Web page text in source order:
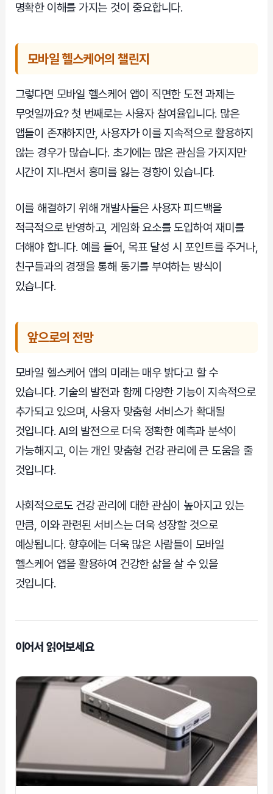
명확한 이해를 가지는 것이 중요합니다.
모바일 헬스케어의 챌린지
그렇다면 모바일 헬스케어 앱이 직면한 도전 과제는
무엇일까요? 첫 번째로는 사용자 참여율입니다. 많은
앱들이 존재하지만, 사용자가 이를 지속적으로 활용하지
않는 경우가 많습니다. 초기에는 많은 관심을 가지지만
시간이 지나면서 흥미를 잃는 경향이 있습니다.
이를 해결하기 위해 개발사들은 사용자 피드백을
적극적으로 반영하고, 게임화 요소를 도입하여 재미를
더해야 합니다. 예를 들어, 목표 달성 시 포인트를 주거나,
친구들과의 경쟁을 통해 동기를 부여하는 방식이
있습니다.
앞으로의 전망
모바일 헬스케어 앱의 미래는 매우 밝다고 할 수
있습니다. 기술의 발전과 함께 다양한 기능이 지속적으로
추가되고 있으며, 사용자 맞춤형 서비스가 확대될
것입니다. AI의 발전으로 더욱 정확한 예측과 분석이
가능해지고, 이는 개인 맞춤형 건강 관리에 큰 도움을 줄
것입니다.
사회적으로도 건강 관리에 대한 관심이 높아지고 있는
만큼, 이와 관련된 서비스는 더욱 성장할 것으로
예상됩니다. 향후에는 더욱 많은 사람들이 모바일
헬스케어 앱을 활용하여 건강한 삶을 살 수 있을
것입니다.
이어서 읽어보세요